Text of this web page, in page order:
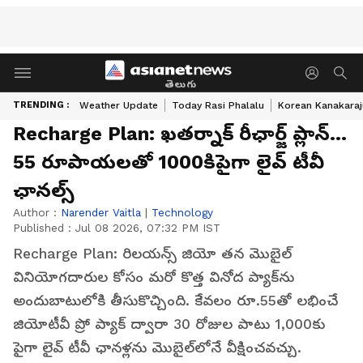
తెలుగు
TRENDING : Weather Update Today Rasi Phalalu Korean
Recharge Plan: ఖ‌త‌ర్నాక్ రీఛార్జ్ ప్లాన్‌...
55 రూపాయ‌ల‌తో 1000కిపైగా లైవ్ టీవీ
ఛాన‌ల్స్
Author : Narender Vaitla | Technology
Published : Jul 08 2026, 07:32 PM IST
Recharge Plan: రిలయన్స్ జియో తన మొబైల్
వినియోగదారుల కోసం మరో కొత్త వినోద ప్యాక్‌ను
అందుబాటులోకి తీసుకొచ్చింది. కేవలం రూ.55తో లభించే
జియోటీవీ ప్రో ప్యాక్ ద్వారా 30 రోజుల పాటు 1,000కు
పైగా లైవ్ టీవీ ఛానళ్లను మొబైల్‌లోనే వీక్షించవచ్చు.